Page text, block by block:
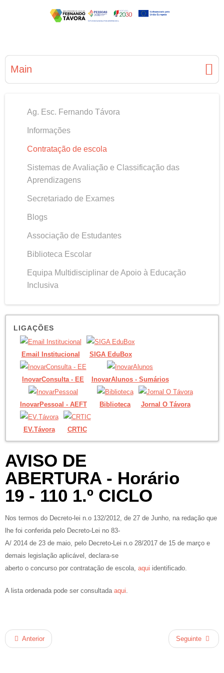
Main
Ag. Esc. Fernando Távora
Informações
Contratação de escola
Sistemas de Avaliação e Classificação das
Aprendizagens
Secretariado de Exames
Blogs
Associação de Estudantes
Biblioteca Escolar
Equipa Multidisciplinar de Apoio à Educação
Inclusiva
LIGAÇÕES
Email Institucional SIGA EduBox
InovarConsulta - EE InovarAlunos - Sumários
InovarPessoal - AEFT Biblioteca Jornal O Távora
EV.Távora CRTIC
AVISO DE
ABERTURA - Horário
19 - 110 1.º CICLO
Nos termos do Decreto-lei n.o 132/2012, de 27 de Junho, na redação que
lhe foi conferida pelo Decreto-Lei no 83-
A/ 2014 de 23 de maio, pelo Decreto-Lei n.o 28/2017 de 15 de março e
demais legislação aplicável, declara-se
aberto o concurso por contratação de escola, aqui identificado.
A lista ordenada pode ser consultada aqui
Anterior Seguinte